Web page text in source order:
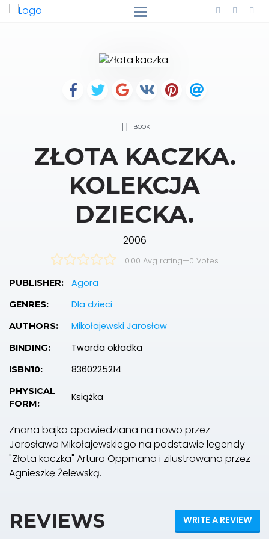
BOOK
ZŁOTA KACZKA.
KOLEKCJA
DZIECKA.
2006
0.00 Avg rating—0 Votes
PUBLISHER: Agora
GENRES: Dla dzieci
AUTHORS: Mikołajewski Jarosław
BINDING: Twarda okładka
ISBN10: 8360225214
PHYSICAL
FORM:
Książka
Znana bajka opowiedziana na nowo przez
Jarosława Mikołajewskiego na podstawie legendy
"Złota kaczka" Artura Oppmana i zilustrowana przez
Agnieszkę Żelewską.
REVIEWS WRITE A REVIEW